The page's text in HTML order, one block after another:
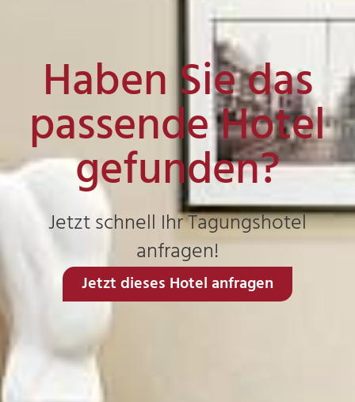
Haben Sie das
passende Hotel
gefunden?
Jetzt schnell Ihr Tagungshotel
anfragen!
Jetzt dieses Hotel anfragen